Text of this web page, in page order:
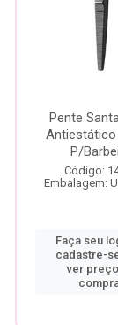
Pente
P/
Código:
Embalagem:
Faça seu
cadastre-
ver